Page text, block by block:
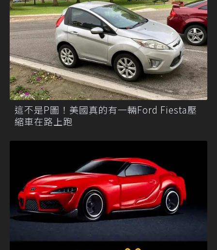
這不是P圖！美國真的有一輛Ford Fiesta壓
縮車在路上跑